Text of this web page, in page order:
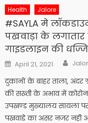
Health Jalore
#SAYLA मे
पखवाड़ा के लगातार
गाइडलाइन की
Posted
on
April 21, 2021
दुकानों के बाहर ताला, अंदर
की सख्ती के अभाव में
उपखण्ड मुख्यालय सायला
पखवाडे का असर नजर नही